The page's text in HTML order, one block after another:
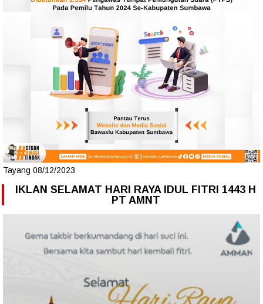
Tayang 08/12/2023
IKLAN SELAMAT HARI RAYA IDUL FITRI 1443 H
PT AMNT